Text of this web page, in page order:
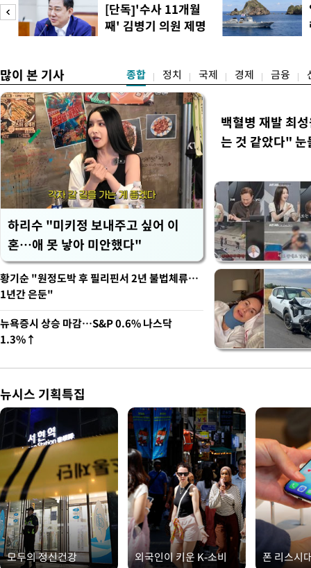
금으로 빠르게 몰리는 모습
민·신한·하나·우리·NH농
[단독]'수사 11개월
째' 김병기 의원 제명
많이 본 기사 종합 정치 국제 경제 금융
하리수 "미키정 보내주고 싶어 이
혼…애 못 낳아 미안했다"
백혈병 재발 최
는 것 같았다" 눈
황기순 "원정도박 후 필리핀서 2년 불법체류…
1년간 은둔"
뉴욕증시 상승 마감…S&P 0.6% 나스닥
1.3%↑
뉴시스 기획특집
모두의 정신건강 외국인이 키운 K-소비 폰 리스시